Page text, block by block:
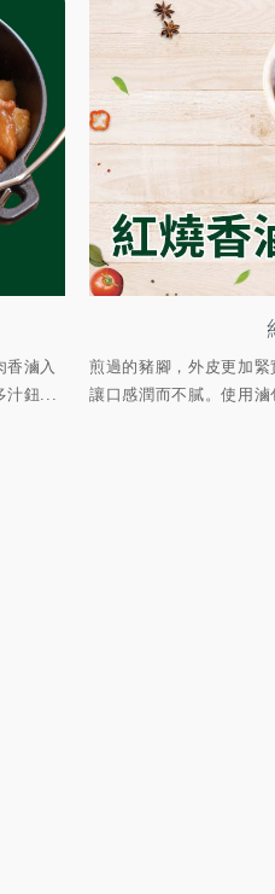
香滷入
汁鈕...
煎過的豬腳，外皮更加緊
讓口感潤而不膩。使用